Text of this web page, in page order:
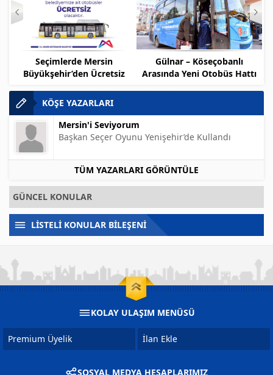
Seçimlerde Mersin
Büyükşehir’den Ücretsiz
Gülnar – Köseçobanlı
Arasında Yeni Otobüs Hattı
KÖŞE YAZARLARI
Mersin'i Seviyorum
Başkan Seçer Oyunu Yenişehir’de Kullandı
TÜM YAZARLARI GÖRÜNTÜLE
GÜNCEL KONULAR
LİSTELİ KONULAR BİLEŞENİ
KOLAY ULAŞIM MENÜSÜ
Premium Üyelik İlan Ekle
SOSYAL MEDYA HESAPLARIMIZ